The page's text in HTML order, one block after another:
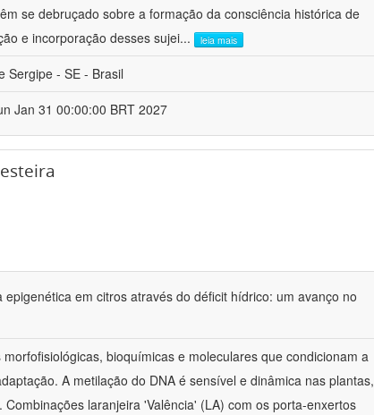
se debruçado sobre a formação da consciência histórica de
e incorporação desses sujei... leia mais
Sergipe - SE - Brasil
Jan 31 00:00:00 BRT 2027
em citros através do déficit hídrico: um avanço no
bioquímicas e moleculares que condicionam a
A metilação do DNA é sensível e dinâmica nas plantas,
laranjeira 'Valência' (LA) com os porta-enxertos